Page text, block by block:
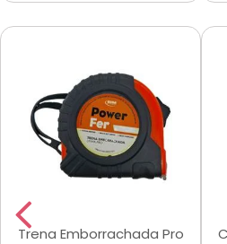
Trena Emborrachada Pro